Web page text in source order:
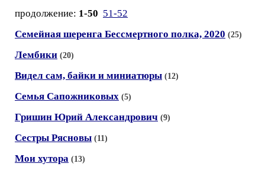
продолжение: 1-50 51-52
Семейная шеренга Бессмертного полка, 2020 (25)
Лембики (20)
Видел сам, байки и миниатюры (12)
Семья Сапожниковых (5)
Гришин Юрий Александрович (9)
Сестры Рясновы (11)
Мои хутора (13)